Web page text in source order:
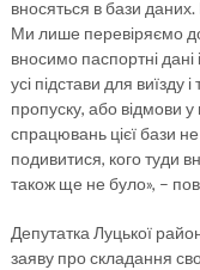
вносяться в бази даних.
Ми лише перевіряємо
вносимо паспортні
усі підстави для
пропуску, або відмови
спрацювань цієї бази
подивитися, кого туди
також ще не було», –
Депутатка Луцької
заяву про складання